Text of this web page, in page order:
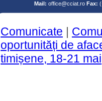
Mail: office@cciat.ro Fax:
Comunicate |
oportunități de
timișene, 18-21 mai